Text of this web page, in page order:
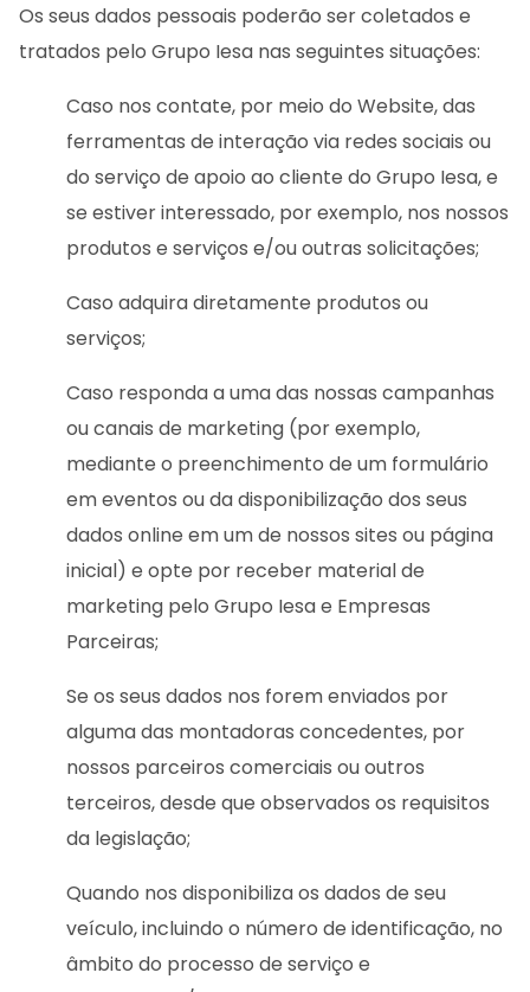
Os seus dados pessoais poderão ser coletados e
tratados pelo Grupo Iesa nas seguintes situações:
Caso nos contate, por meio do Website, das
ferramentas de interação via redes sociais ou
do serviço de apoio ao cliente do Grupo Iesa, e
se estiver interessado, por exemplo, nos nossos
produtos e serviços e/ou outras solicitações;
Caso adquira diretamente produtos ou
serviços;
Caso responda a uma das nossas campanhas
ou canais de marketing (por exemplo,
mediante o preenchimento de um formulário
em eventos ou da disponibilização dos seus
dados online em um de nossos sites ou página
inicial) e opte por receber material de
marketing pelo Grupo Iesa e Empresas
Parceiras;
Se os seus dados nos forem enviados por
alguma das montadoras concedentes, por
nossos parceiros comerciais ou outros
terceiros, desde que observados os requisitos
da legislação;
Quando nos disponibiliza os dados de seu
veículo, incluindo o número de identificação, no
âmbito do processo de serviço e